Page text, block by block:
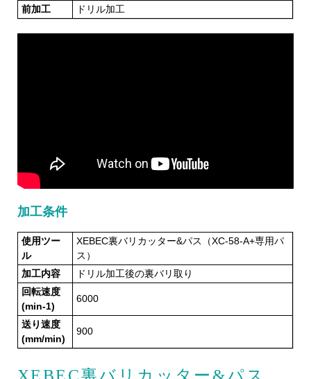
前加工
ドリル加工
加工条件
使用ツー
ル
XEBEC裏バリカッター&パス（XC-58-A+専用パ
ス）
加工内容
ドリル加工後の裏バリ取り
回転速度
(min-1)
6000
送り速度
(mm/min)
900
XEBEC裏バリカッター&パス